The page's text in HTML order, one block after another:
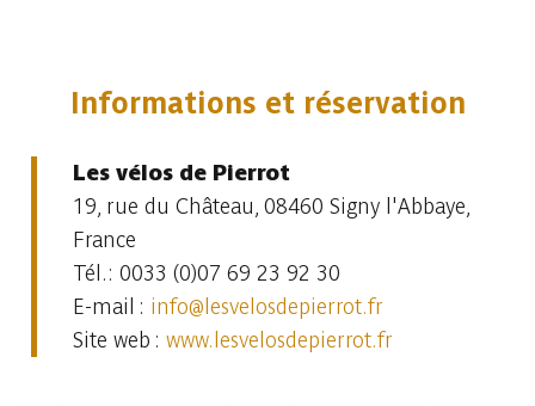
Informations et réservation
Les vélos de Pierrot
19, rue du Château, 08460 Signy l'Abbaye,
France
Tél.: 0033 (0)07 69 23 92 30
E-mail : info@lesvelosdepierrot.fr
Site web : www.lesvelosdepierrot.fr